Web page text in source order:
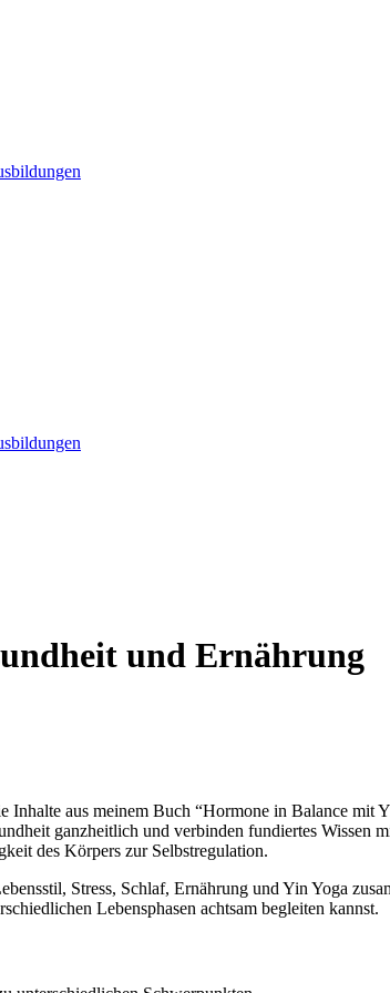
und Ernährung
aus meinem Buch “Hormone in Balance mit
ganzheitlich und verbinden fundiertes Wissen
des Körpers zur Selbstregulation.
Stress, Schlaf, Ernährung und Yin Yoga
Lebensphasen achtsam begleiten kannst.